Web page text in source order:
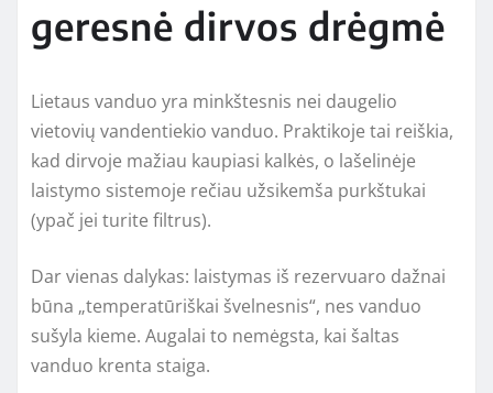
geresnė dirvos drėgmė
Lietaus vanduo yra minkštesnis nei daugelio
vietovių vandentiekio vanduo. Praktikoje tai reiškia,
kad dirvoje mažiau kaupiasi kalkės, o lašelinėje
laistymo sistemoje rečiau užsikemša purkštukai
(ypač jei turite filtrus).
Dar vienas dalykas: laistymas iš rezervuaro dažnai
būna „temperatūriškai švelnesnis“, nes vanduo
sušyla kieme. Augalai to nemėgsta, kai šaltas
vanduo krenta staiga.